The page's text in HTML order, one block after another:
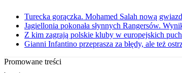
Turecka gorączka. Mohamed Salah nową
Jagiellonia pokonała słynnych Rangersów.
Z kim zagrają polskie kluby w europejskich
Gianni Infantino przeprasza za błędy, ale też
Promowane treści